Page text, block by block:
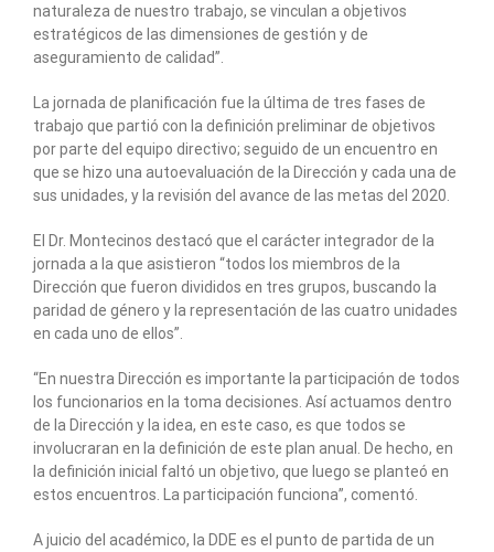
naturaleza de nuestro trabajo, se vinculan a objetivos
estratégicos de las dimensiones de gestión y de
aseguramiento de calidad”.
La jornada de planificación fue la última de tres fases de
trabajo que partió con la definición preliminar de objetivos
por parte del equipo directivo; seguido de un encuentro en
que se hizo una autoevaluación de la Dirección y cada una de
sus unidades, y la revisión del avance de las metas del 2020.
El Dr. Montecinos destacó que el carácter integrador de la
jornada a la que asistieron “todos los miembros de la
Dirección que fueron divididos en tres grupos, buscando la
paridad de género y la representación de las cuatro unidades
en cada uno de ellos”.
“En nuestra Dirección es importante la participación de todos
los funcionarios en la toma decisiones. Así actuamos dentro
de la Dirección y la idea, en este caso, es que todos se
involucraran en la definición de este plan anual. De hecho, en
la definición inicial faltó un objetivo, que luego se planteó en
estos encuentros. La participación funciona”, comentó.
A juicio del académico, la DDE es el punto de partida de un